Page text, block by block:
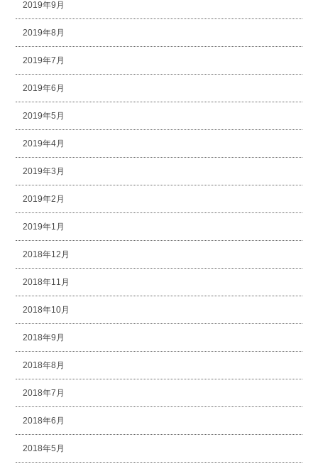
2019年9月
2019年8月
2019年7月
2019年6月
2019年5月
2019年4月
2019年3月
2019年2月
2019年1月
2018年12月
2018年11月
2018年10月
2018年9月
2018年8月
2018年7月
2018年6月
2018年5月